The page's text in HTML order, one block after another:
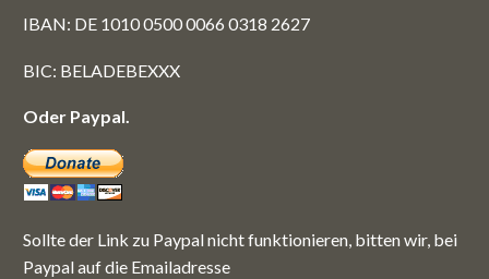
IBAN: DE 1010 0500 0066 0318 2627
BIC: BELADEBEXXX
Oder Paypal.
Sollte der Link zu Paypal nicht funktionieren, bitten wir, bei
Paypal auf die Emailadresse